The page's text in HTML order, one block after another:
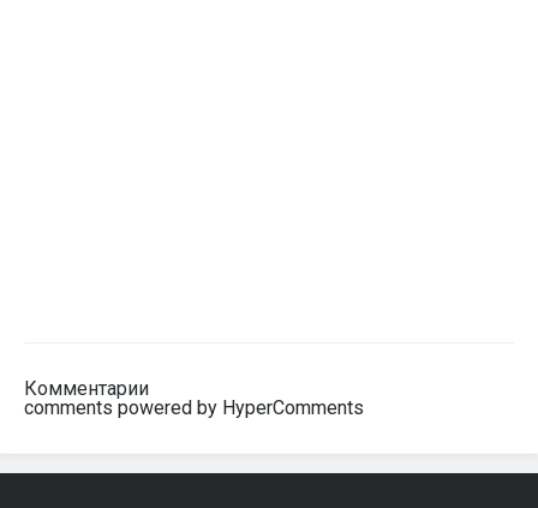
Комментарии
comments powered by HyperComments